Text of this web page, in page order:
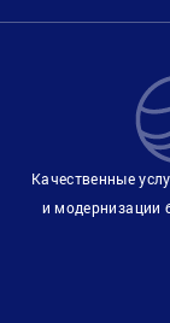
Качественные
и модернизации